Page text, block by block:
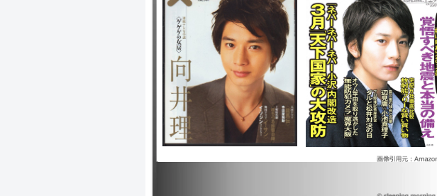
し ｜きみが心に棲みついた ｜アキラとあきら ｜映画 信⾧協奏
曲 ｜RANMARU 神の舌を持つ男 ｜遺産争族 ｜S－最後の警官
－奪還RECOVERY OF OUR FUTURE ｜S -最後の警官- ｜劇場
版 SPEC～結～爻ノ篇 ｜劇場版 SPEC～結～漸ノ篇 ｜ハングリ
ー！ ｜サマーレスキュー～天空の診療所～ ｜パラダイス・キス
｜ハナミズキ ｜傍聴マニア09～裁判⾧!ここは懲役4年でどうす
か～